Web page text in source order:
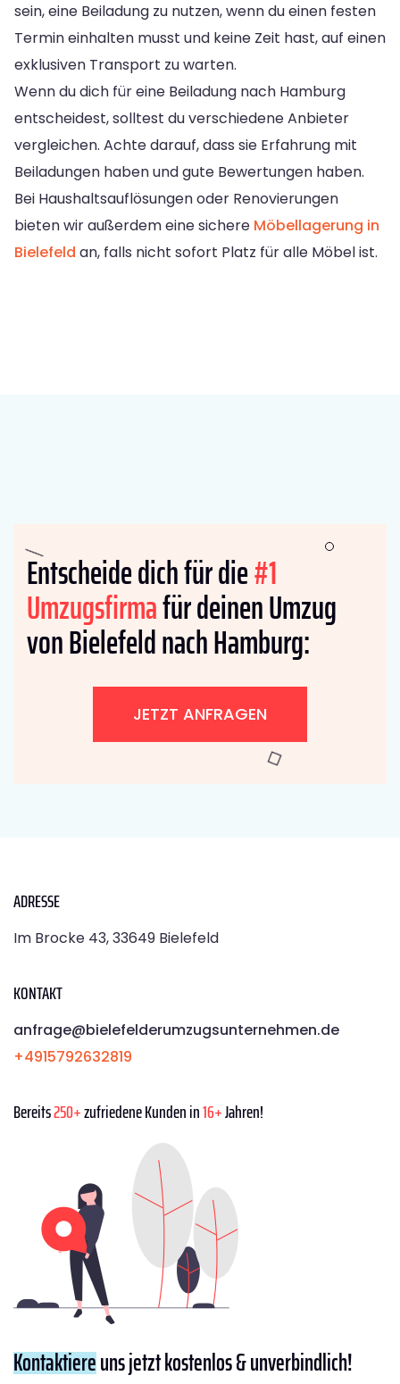
sein, eine Beiladung zu nutzen, wenn du einen festen
Termin einhalten musst und keine Zeit hast, auf einen
exklusiven Transport zu warten.
Wenn du dich für eine Beiladung nach Hamburg
entscheidest, solltest du verschiedene Anbieter
vergleichen. Achte darauf, dass sie Erfahrung mit
Beiladungen haben und gute Bewertungen haben.
Bei Haushaltsauflösungen oder Renovierungen
bieten wir außerdem eine sichere Möbellagerung in
Bielefeld an, falls nicht sofort Platz für alle Möbel ist.
Entscheide dich für die#1
Umzugsfirmafür deinen Umzug
von Bielefeld nach Hamburg:
JETZT ANFRAGEN
ADRESSE
Im Brocke 43, 33649 Bielefeld
KONTAKT
anfrage@bielefelderumzugsunternehmen.de
+4915792632819
Bereits250+zufriedene Kunden in16+Jahren!
Kontaktiereuns jetzt kostenlos & unverbindlich!